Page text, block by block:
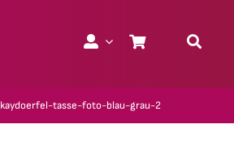
kaydoerfel-tasse-foto-blau-grau-2